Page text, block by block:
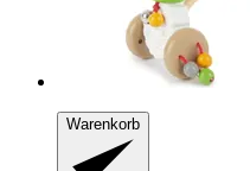
Warenkorb